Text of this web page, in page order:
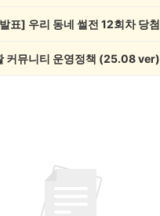
커뮤니티 운영정책 (25.08 ver)